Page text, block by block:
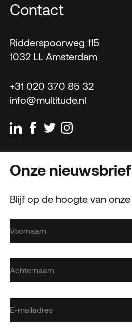
Contact
Ridderspoorweg 115
1032 LL Amsterdam
+31 020 370 85 32
info@multitude.nl
Onze nieuwsbrief
Blijf op de hoogte van